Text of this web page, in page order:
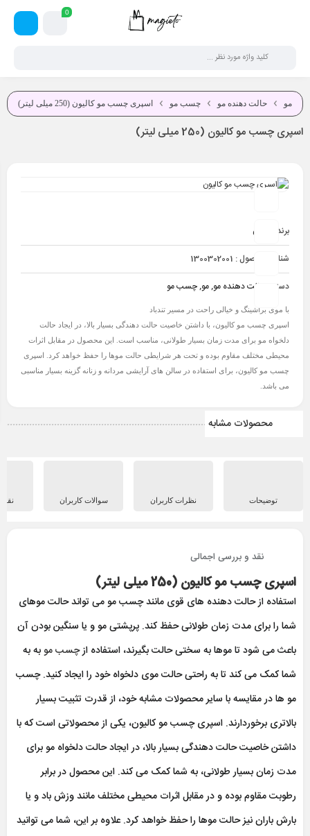
0
مو حالت دهنده مو چسب مو اسپری چسب مو کالیون (250 ميلی لیتر)
اسپری چسب مو کالیون (250 ميلی لیتر)
برند:
کالیون
شناسه محصول : 1300302001
دسته :
حالت دهنده مو,مو,چسب مو
با موی براشینگ و خیالی راحت در مسیر تندباد
اسپری چسب مو کالیون، با داشتن خاصیت حالت دهندگی بسیار بالا، در ایجاد حالت
دلخواه مو برای مدت زمان بسیار طولانی، مناسب است. این محصول در مقابل اثرات
محیطی مختلف مقاوم بوده و تحت هر شرایطی حالت موها را حفظ خواهد کرد. اسپری
چسب مو کالیون، برای استفاده در سالن های آرایشی مردانه و زنانه گزینه بسیار مناسبی
می باشد.
محصولات مشابه
توضیحات نظرات کاربران سوالات کاربران
نقد و بررسی اجمالی
اسپری چسب مو کالیون (250 ميلی لیتر)
استفاده از حالت دهنده های قوی مانند چسب مو می تواند حالت موهای
شما را برای مدت زمان طولانی حفظ کند. پرپشتی مو و یا سنگین بودن آن
باعث می شود تا موها به سختی حالت بگیرند، استفاده ازچسب موبه به
شما کمک می کند تا به راحتی حالت موی دلخواه خود را ایجاد کنید. چسب
مو ها در مقایسه با سایر محصولات مشابه خود، از قدرت تثبیت بسیار
بالاتری برخوردارند. اسپری چسب مو کالیون، یکی از محصولاتی است که با
داشتن خاصیت حالت دهندگی بسیار بالا، در ایجاد حالت دلخواه مو برای
مدت زمان بسیار طولانی، به شما کمک می کند. این محصول در برابر
رطوبت مقاوم بوده و در مقابل اثرات محیطی مختلف مانند وزش باد و یا
بارش باران نیز حالت موها را حفظ خواهد کرد. علاوه بر این، شما می توانید